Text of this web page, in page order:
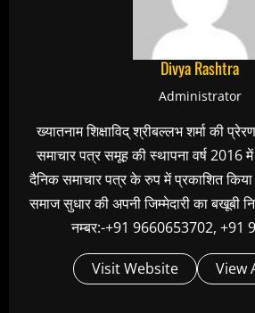
Divya Rashtra
Administrator
ख्यातनाम शिक्षाविद् श्रीबल्लभ शर्मा की
समाचार पत्र समूह की स्थापना वर्ष
दैनिक समाचार पत्र के रुप में प्रकाशित किया
समाज सुधार की अपनी जिम्मेदारी का बखूबी
नम्बर:-+91 9660653702, +91
Visit Website View